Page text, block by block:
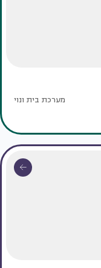
מערכת בית ונוי